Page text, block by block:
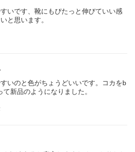
いです、靴にもぴたっと伸びていい感
と思います。
いのと色がちょうどいいです。コカをb
新品のようになりました。